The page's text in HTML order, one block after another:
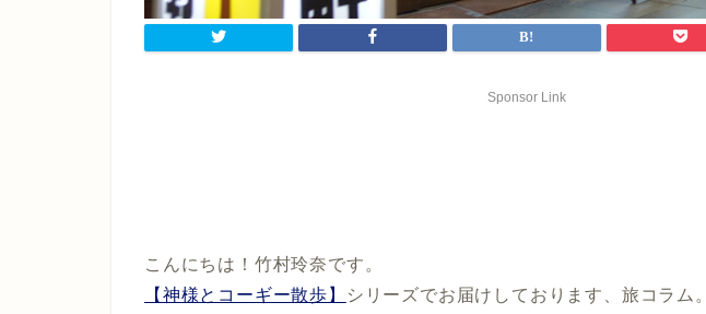
Sponsor Link
こんにちは！竹村玲奈です。
【神様とコーギー散歩】
シリーズでお届けしております、旅コラム。